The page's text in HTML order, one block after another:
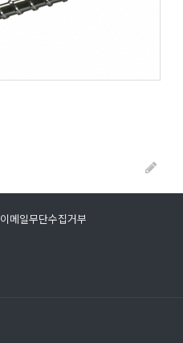
이메일무단수집거부